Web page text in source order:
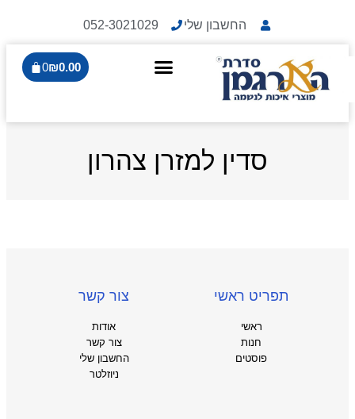
החשבון שלי 052-3021029
₪0.00
0
סדין למזרן צהרון
תפריט ראשי
ראשי
חנות
פוסטים
צור קשר
אודות
צור קשר
החשבון שלי
ניוזלטר